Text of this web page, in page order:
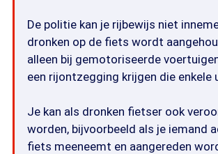
De politie kan je rijbewijs niet
dronken op de fiets wordt
alleen bij gemotoriseerde
een rijontzegging krijgen die enkele
Je kan als dronken fietser ook
worden, bijvoorbeeld als je iemand
fiets meeneemt en aangereden